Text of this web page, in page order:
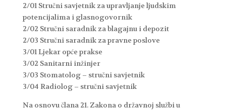
2/01 Stručni savjetnik za upravljanje ljudskim
potencijalima i glasnogovornik
2/02 Stručni saradnik za blagajnu i depozit
2/03 Stručni saradnik za pravne poslove
3/01 Ljekar opće prakse
3/02 Sanitarni inžinjer
3/03 Stomatolog – stručni savjetnik
3/04 Radiolog – stručni savjetnik
Na osnovu člana 21. Zakona o državnoj službi u